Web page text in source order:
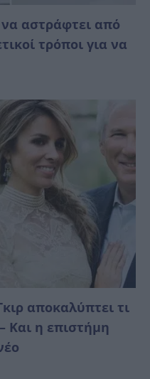
αστράφτει από
τρόποι για να
αποκαλύπτει τι
Και η επιστήμη